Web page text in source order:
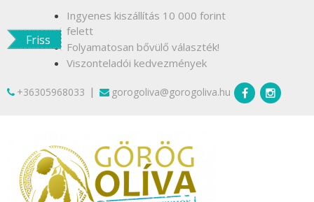
contentFriss
Ingyenes kiszállítás 10 000 forint
felett
Folyamatosan bővülő választék!
Viszonteladói kedvezmények
+36305968033 | gorogoliva@gorogoliva.hu